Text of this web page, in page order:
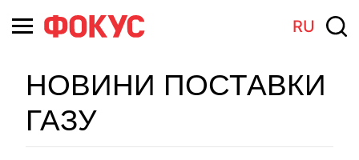
RU
НОВИНИ ПОСТАВКИ
ГАЗУ